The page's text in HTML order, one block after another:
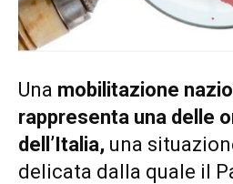
Una mobilitazione
rappresenta una delle
dell’Italia, una
delicata dalla quale il